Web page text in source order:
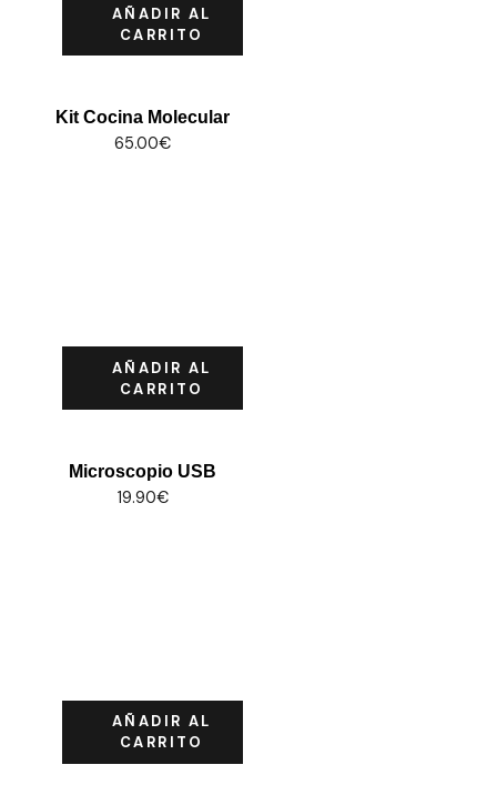
AÑADIR AL
CARRITO
Kit Cocina Molecular
65.00€
AÑADIR AL
CARRITO
Microscopio USB
19.90€
AÑADIR AL
CARRITO